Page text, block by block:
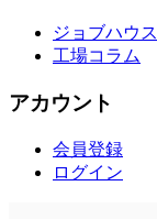
ジョブハウ
工場コラム
アカウント
会員登録
ログイン